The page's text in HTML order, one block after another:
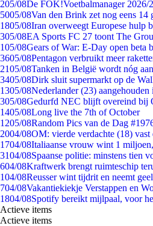
205/08De FOK!Voetbalmanager 2026/
5005/08Van den Brink zet nog eens 14
1805/08Iran overweegt Europese hulp
305/08EA Sports FC 27 toont The
105/08Gears of War: E-Day open beta
3605/08Pentagon verbruikt meer
2105/08Tanken in België wordt nóg
3405/08Dirk sluit supermarkt op de
1305/08Nederlander (23)
305/08Gedurfd NEC blijft overeind bij
1405/08Long live the 7th of October
1205/08Random Pics van de Dag
2004/08OM: vierde verdachte (18) vast
1704/08Italiaanse vrouw wint 1
3104/08Spaanse politie: minstens tien
604/08Kraftwerk brengt ruimteschip
104/08Reusser wint tijdrit en neemt
704/08Vakantiekiekje Verstappen en
1804/08Spotify bereikt mijlpaal, voor
Actieve items
Actieve items